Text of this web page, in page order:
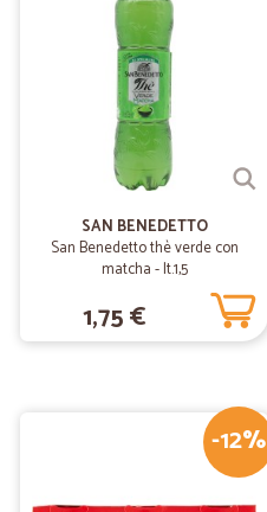
SAN BENEDETTO
San Benedetto thè verde con
matcha - lt.1,5
1,75 €
-12%